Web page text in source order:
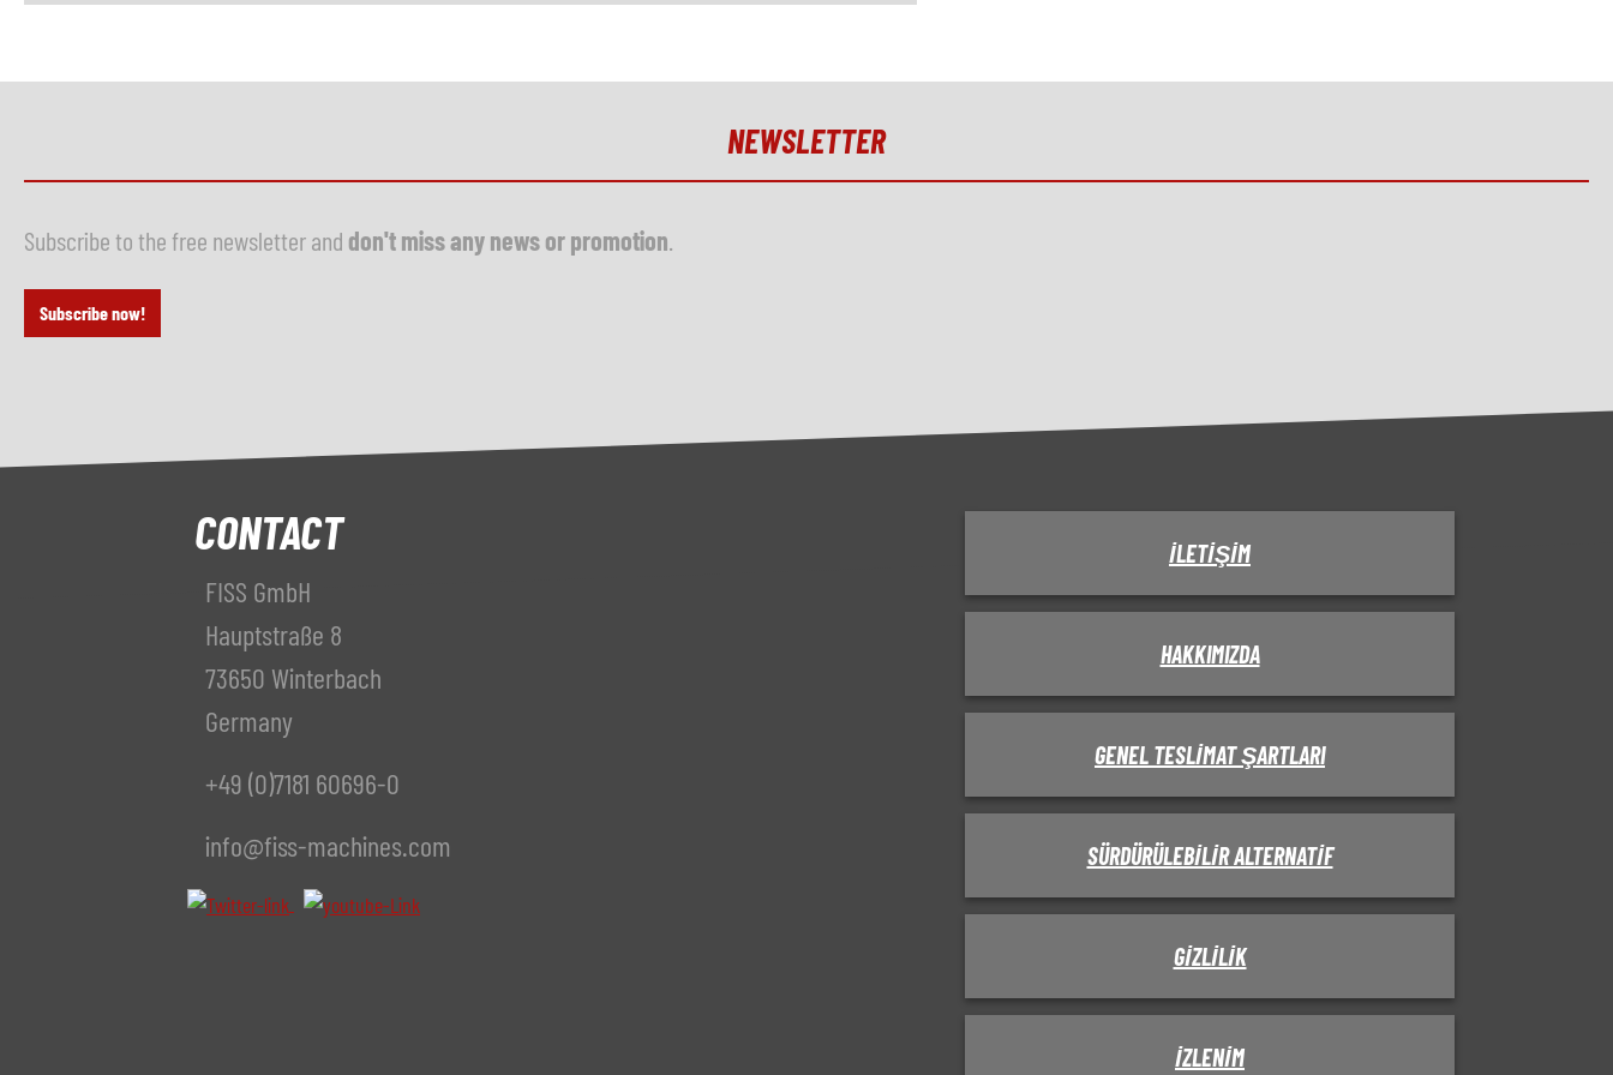
NEWSLETTER
Subscribe to the free newsletter and don't miss any news or promotion
Subscribe now!
CONTACT
FISS GmbH
Hauptstraße 8
73650 Winterbach
Germany
+49 (0)7181 60696-0
info@fiss-machines.com
İLETIŞIM
HAKKIMIZDA
GENEL TESLIMAT ŞARTLARI
SÜRDÜRÜLEBILIR ALTERNATIF
GIZLILIK
IZLENIM